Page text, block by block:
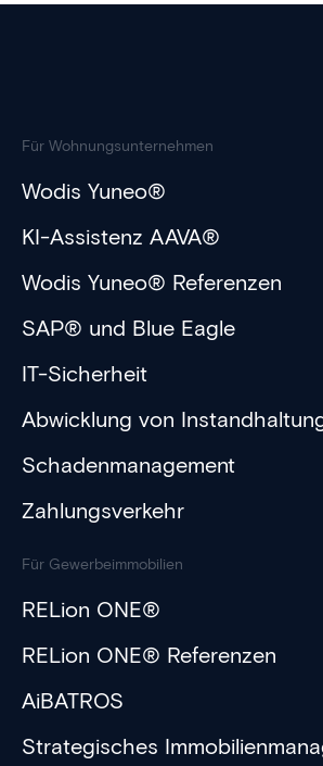
Für Wohnungsunternehmen
Wodis Yuneo®
KI-Assistenz AAVA®
Wodis Yuneo® Referenzen
SAP® und Blue Eagle
IT-Sicherheit
Abwicklung von
Schadenmanagement
Zahlungsverkehr
Für Gewerbeimmobilien
RELion ONE®
RELion ONE® Referenzen
AiBATROS
Strategisches